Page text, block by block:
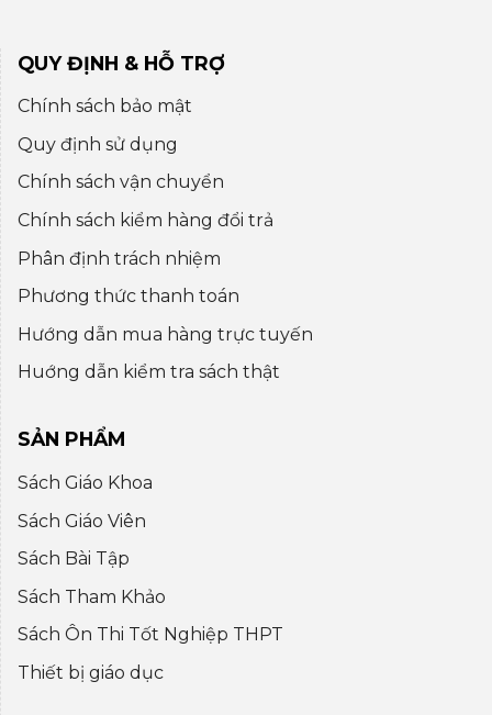
QUY ĐỊNH & HỖ TRỢ
Chính sách bảo mật
Quy định sử dụng
Chính sách vận chuyển
Chính sách kiểm hàng đổi trả
Phân định trách nhiệm
Phương thức thanh toán
Hướng dẫn mua hàng trực tuyến
Huớng dẫn kiểm tra sách thật
SẢN PHẨM
Sách Giáo Khoa
Sách Giáo Viên
Sách Bài Tập
Sách Tham Khảo
Sách Ôn Thi Tốt Nghiệp THPT
Thiết bị giáo dục